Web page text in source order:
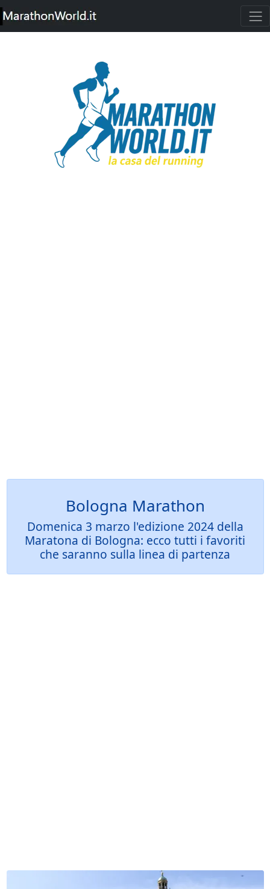
Bologna Marathon
Domenica 3 marzo l'edizione 2024 della
Maratona di Bologna: ecco tutti i favoriti
che saranno sulla linea di partenza